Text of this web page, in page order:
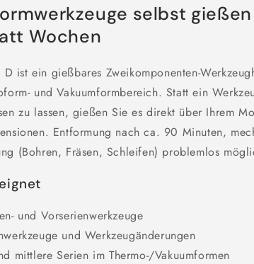
selbst
Wochen
D ist ein gießbares Zweikomponenten-
und Vakuumformbereich. Statt ein
zu lassen, gießen Sie es direkt über Ihrem
Entformung nach ca. 90 Minuten,
(Bohren, Fräsen, Schleifen) problemlos
und Vorserienwerkzeuge
und Werkzeugänderungen
mittlere Serien im Thermo-/Vakuumformen